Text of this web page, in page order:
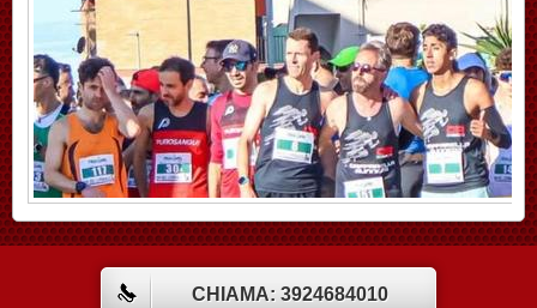
CHIAMA: 3924684010